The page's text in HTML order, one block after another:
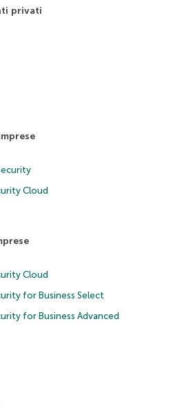
privati
Cloud
Cloud
for Business Select
for Business Advanced